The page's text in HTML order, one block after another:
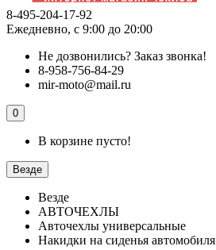
8-495-204-17-92
Ежедневно, с 9:00 до 20:00
Не дозвонились? Заказ звонка!
8-958-756-84-29
mir-moto@mail.ru
0
В корзине пусто!
Везде
Везде
АВТОЧЕХЛЫ
Авточехлы универсальные
Накидки на сиденья автомобиля